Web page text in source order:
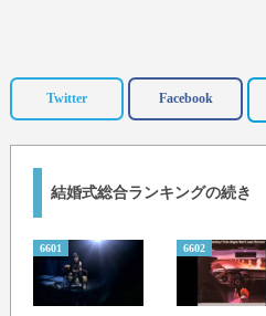
Twitter Facebook
結婚式総合ランキングの続き
6601 6602